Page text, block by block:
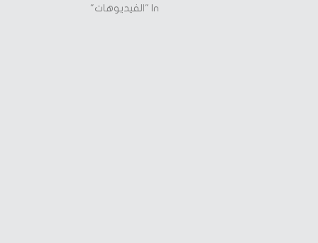
In "الفيديوهات"